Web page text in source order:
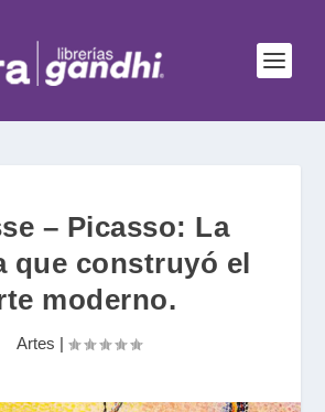
– Picasso: La
que construyó el
moderno.
Artes |